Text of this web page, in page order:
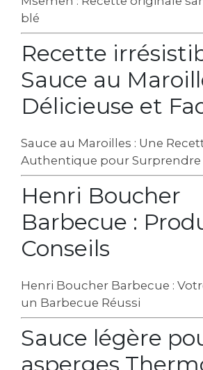
blé
Recette
Sauce au
Délicieuse et
Sauce au Maroilles : Une
Authentique pour Surprendre
Henri Boucher
Barbecue :
Conseils
Henri Boucher Barbecue :
un Barbecue Réussi
Sauce légère
asperges